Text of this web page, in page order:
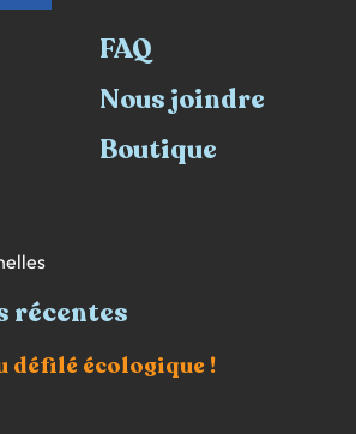
FAQ
Nous joindre
Boutique
récentes
défilé écologique !